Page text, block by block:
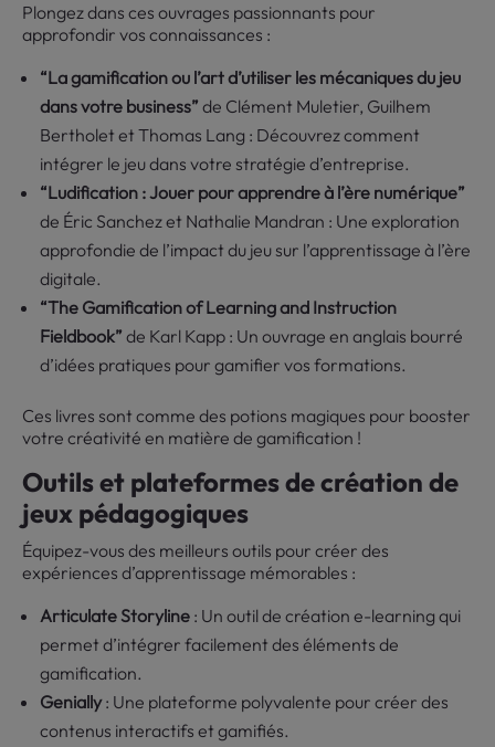
Plongez dans ces ouvrages passionnants pour
approfondir vos connaissances :
“La gamification ou l’art d’utiliser les mécaniques du jeu
dans votre business” de Clément Muletier, Guilhem
Bertholet et Thomas Lang : Découvrez comment
intégrer le jeu dans votre stratégie d’entreprise.
“Ludification : Jouer pour apprendre à l’ère numérique”
de Éric Sanchez et Nathalie Mandran : Une exploration
approfondie de l’impact du jeu sur l’apprentissage à l’ère
digitale.
“The Gamification of Learning and Instruction
Fieldbook” de Karl Kapp : Un ouvrage en anglais bourré
d’idées pratiques pour gamifier vos formations.
Ces livres sont comme des potions magiques pour booster
votre créativité en matière de gamification !
Outils et plateformes de création de
jeux pédagogiques
Équipez-vous des meilleurs outils pour créer des
expériences d’apprentissage mémorables :
Articulate Storyline : Un outil de création e-learning qui
permet d’intégrer facilement des éléments de
gamification.
Genially: Une plateforme polyvalente pour créer des
contenus interactifs et gamifiés.